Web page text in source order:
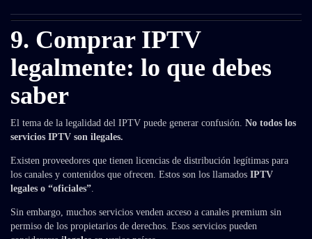
9. Comprar IPTV
legalmente: lo que debes
saber
El tema de la legalidad del IPTV puede generar confusión. No todos los
servicios IPTV son ilegales.
Existen proveedores que tienen licencias de distribución legítimas para
los canales y contenidos que ofrecen. Estos son los llamados IPTV
legales o “oficiales”.
Sin embargo, muchos servicios venden acceso a canales premium sin
permiso de los propietarios de derechos. Esos servicios pueden